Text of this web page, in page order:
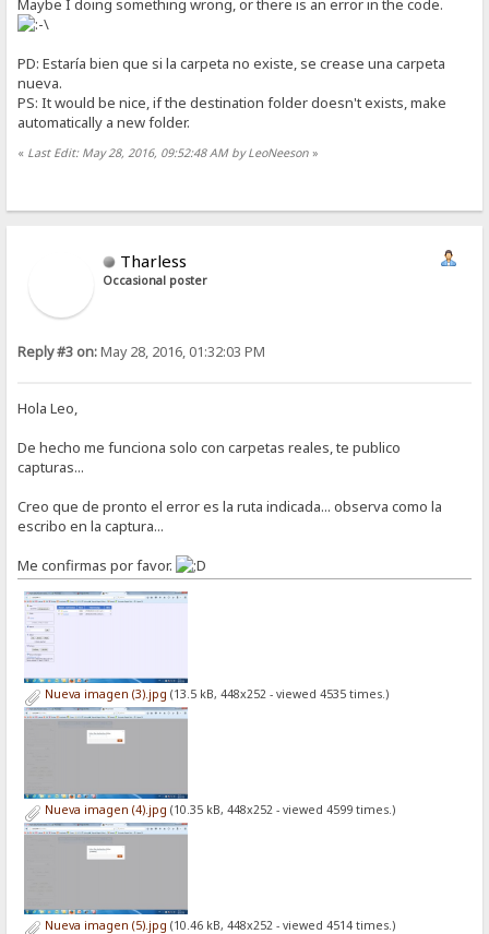
Maybe I doing something wrong, or there is an error in the code.
PD: Estaría bien que si la carpeta no existe, se crease una carpeta
nueva.
PS: It would be nice, if the destination folder doesn't exists, make
automatically a new folder.
« Last Edit: May 28, 2016, 09:52:48 AM by LeoNeeson »
Tharless
Occasional poster
Reply #3 on:May 28, 2016, 01:32:03 PM
Hola Leo,
De hecho me funciona solo con carpetas reales, te publico
capturas...
Creo que de pronto el error es la ruta indicada... observa como la
escribo en la captura...
Me confirmas por favor.
Nueva imagen (3).jpg (13.5 kB, 448x252 - viewed 4535 times.)
Nueva imagen (4).jpg (10.35 kB, 448x252 - viewed 4599 times.)
Nueva imagen (5).jpg (10.46 kB, 448x252 - viewed 4514 times.)